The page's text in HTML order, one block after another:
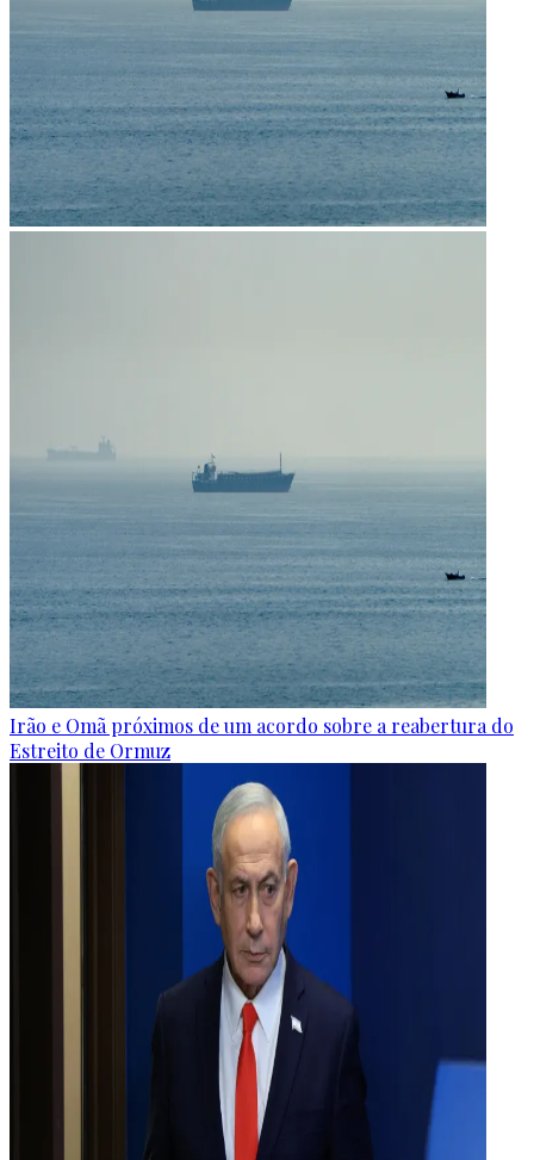
Irão e Omã próximos de um acordo sobre a reabertura do
Estreito de Ormuz